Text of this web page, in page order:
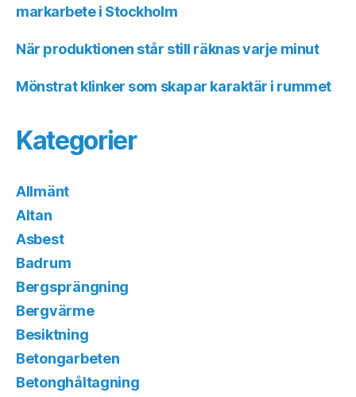
markarbete i Stockholm
När produktionen står still räknas varje minut
Mönstrat klinker som skapar karaktär i rummet
Kategorier
Allmänt
Altan
Asbest
Badrum
Bergsprängning
Bergvärme
Besiktning
Betongarbeten
Betonghåltagning